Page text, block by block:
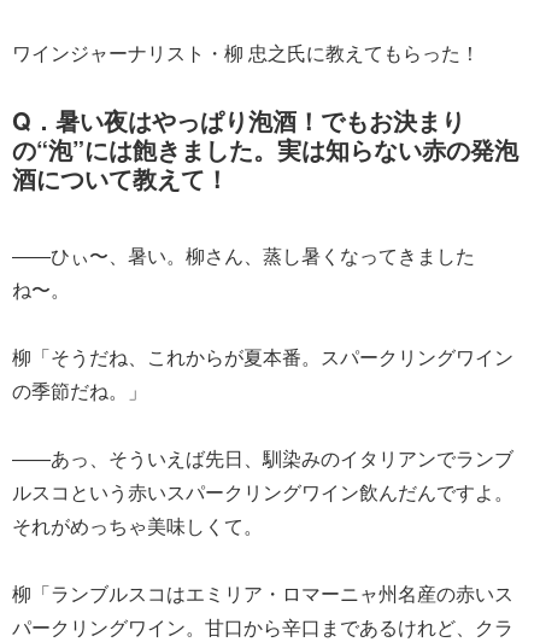
ワインジャーナリスト・柳 忠之氏に教えてもらった！
Q．暑い夜はやっぱり泡酒！でもお決まり
の“泡”には飽きました。実は知らない赤の発泡
酒について教えて！
――ひぃ〜、暑い。柳さん、蒸し暑くなってきました
ね〜。
柳「そうだね、これからが夏本番。スパークリングワイン
の季節だね。」
――あっ、そういえば先日、馴染みのイタリアンでランブ
ルスコという赤いスパークリングワイン飲んだんですよ。
それがめっちゃ美味しくて。
柳「ランブルスコはエミリア・ロマーニャ州名産の赤いス
パークリングワイン。甘口から辛口まであるけれど、クラ